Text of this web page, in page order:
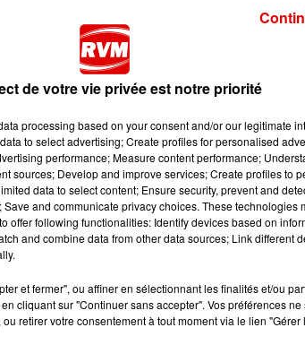
de la 2èmejournée nationale des
unis pour exposer ensemble leurs
de Charleville.
: une Mercedes rouge de 1980. Ecoutez son
belles voitures ardennaises, au micro de
deux-roues – seront exposées sur la Place
plein les yeux.
de votre vie privée est notre priorité
processing based on your consent and/or our legitimate
to select advertising; Create profiles for personalised
performance; Measure content performance;
sources; Develop and improve services; Create profiles to
data to select content; Ensure security, prevent and
and communicate privacy choices. These technologies
offer following functionalities: Identify devices based on
and combine data from other data sources; Link different
et fermer", ou affiner en sélectionnant les finalités et/ou
cliquant sur "Continuer sans accepter". Vos préférences
retirer votre consentement à tout moment via le lien